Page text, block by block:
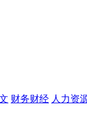
财务财经 人力资